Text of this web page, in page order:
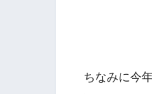
ちなみに今